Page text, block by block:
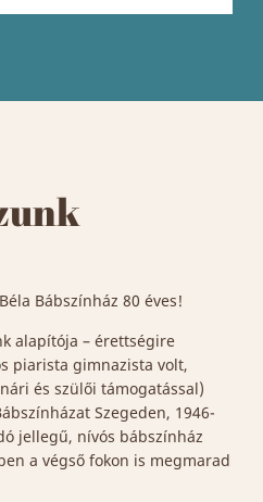
Bábszínház 80 éves!
alapítója – érettségire
piarista gimnazista volt,
és szülői támogatással)
Szegeden, 1946-
jellegű, nívós bábszínház
a végső fokon is megmarad